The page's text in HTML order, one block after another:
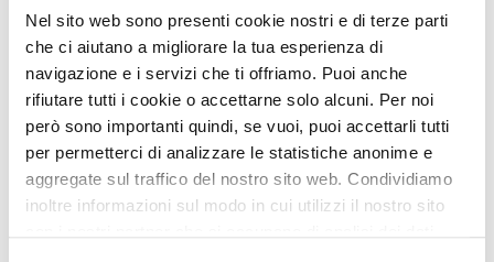
Nel sito web sono presenti cookie nostri e di terze parti
che ci aiutano a migliorare la tua esperienza di
navigazione e i servizi che ti offriamo. Puoi anche
rifiutare tutti i cookie o accettarne solo alcuni. Per noi
però sono importanti quindi, se vuoi, puoi accettarli tutti
per permetterci di analizzare le statistiche anonime e
aggregate sul traffico del nostro sito web. Condividiamo
inoltre informazioni sul modo in cui utilizzi il nostro sito